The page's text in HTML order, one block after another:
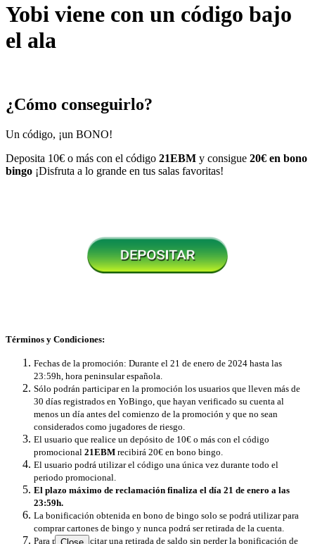
Yobi viene con un código bajo
el ala
¿Cómo conseguirlo?
Un código, ¡un BONO!
Deposita 10€ o más con el código 21EBM y consigue 20€ en bono
bingo ¡Disfruta a lo grande en tus salas favoritas!
Términos y Condiciones:
Fechas de la promoción: Durante el 21 de enero de 2024 hasta las
23:59h, hora peninsular española.
Sólo podrán participar en la promoción los usuarios que lleven más de
30 días registrados en YoBingo, que hayan verificado su cuenta al
menos un día antes del comienzo de la promoción y que no sean
considerados como jugadores de riesgo.
El usuario que realice un depósito de 10€ o más con el código
promocional 21EBM recibirá 20€ en bono bingo.
El usuario podrá utilizar el código una única vez durante todo el
periodo promocional.
El plazo máximo de reclamación finaliza el día 21 de enero a las
23:59h.
La bonificación obtenida en bono de bingo solo se podrá utilizar ​​para
comprar cartones de bingo y nunca podrá ser retirada de la cuenta.
Para poder solicitar una retirada de saldo sin perder la bonificación de